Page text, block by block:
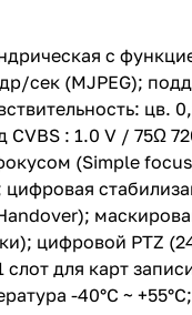
с
сек (MJPEG);
: 1.0 V / 75Ω
(Simple
цифровая
цифровой PTZ
для карт
-40°C ~